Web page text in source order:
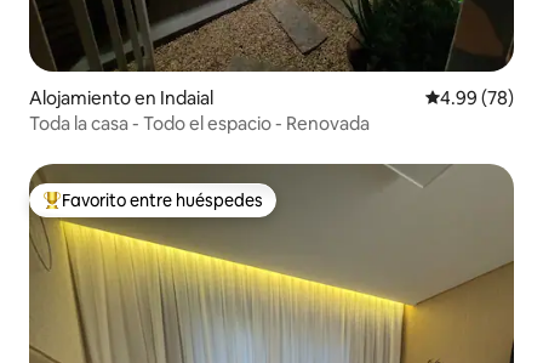
Alojamiento en Indaial Calificación
4.99 (78)
Toda la casa - Todo el espacio - Renovada
Favorito entre huéspedes preferido
Favorito entre huéspedes